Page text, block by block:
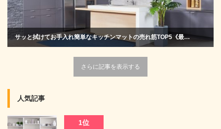
サッと拭けてお手入れ簡単なキッチンマットの売れ筋TOP5《最…
さらに記事を表示する
人気記事
1位